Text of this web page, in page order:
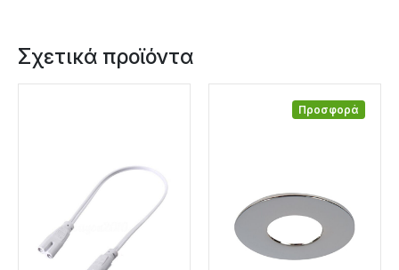
Σχετικά προϊόντα
Προσφορά